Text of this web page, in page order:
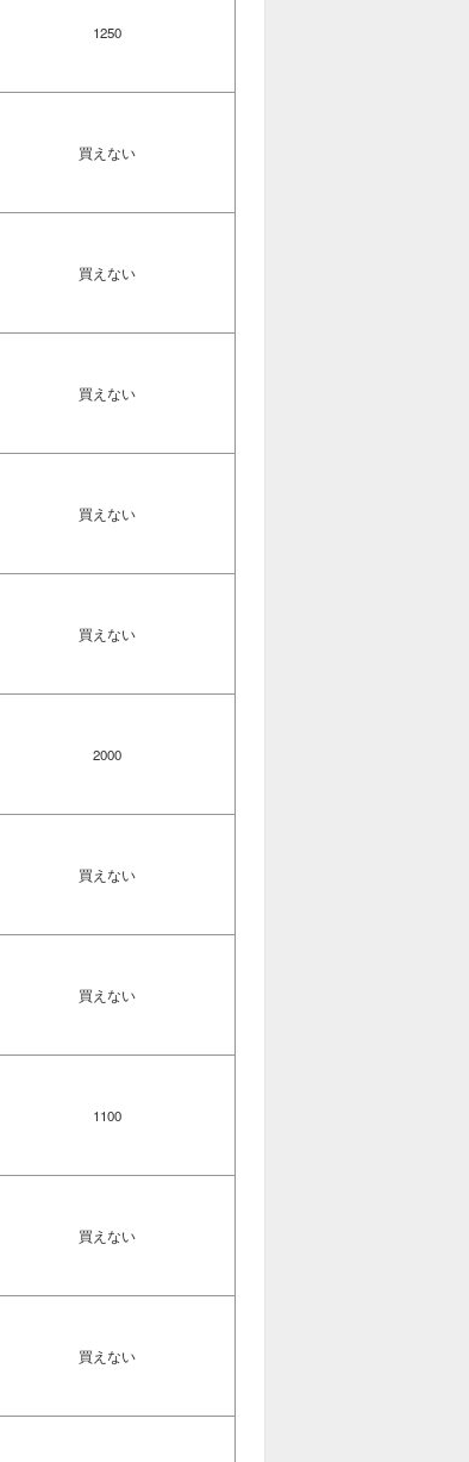
1250
買えない
買えない
買えない
買えない
買えない
2000
買えない
買えない
1100
買えない
買えない